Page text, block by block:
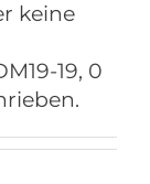
keine
19, 0